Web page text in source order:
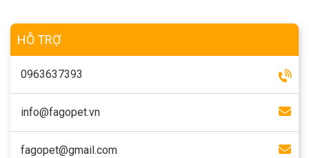
HỖ TRỢ
0963637393
info@fagopet.vn
fagopet@gmail.com